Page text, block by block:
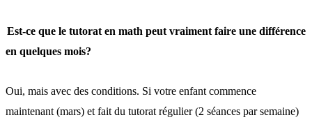
Est-ce que le tutorat en math peut vraiment faire une différence
en quelques mois?
Oui, mais avec des conditions. Si votre enfant commence
maintenant (mars) et fait du tutorat régulier (2 séances par semaine)